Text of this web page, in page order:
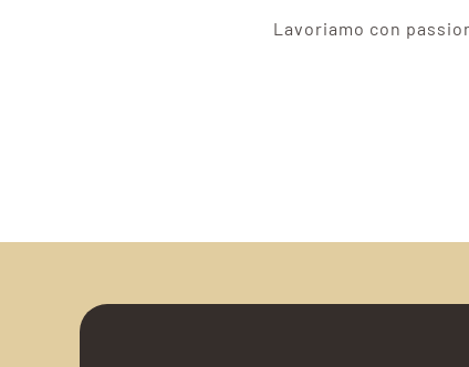
Lavoriamo con